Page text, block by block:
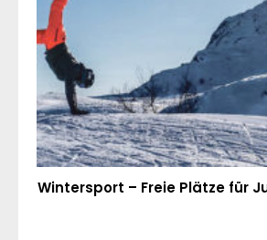
Wintersport – Freie Plätze für